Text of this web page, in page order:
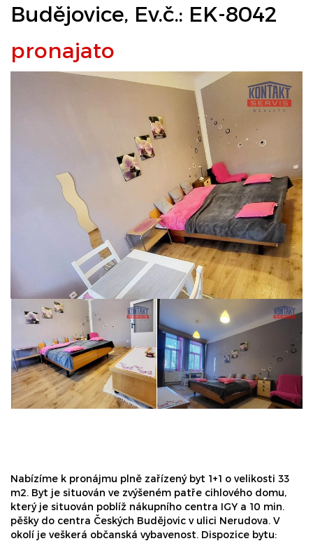
Budějovice, Ev.č.: EK-8042
pronajato
Nabízíme k pronájmu plně zařízený byt 1+1 o velikosti 33
m2. Byt je situován ve zvýšeném patře cihlového domu,
který je situován poblíž nákupního centra IGY a 10 min.
pěšky do centra Českých Budějovic v ulici Nerudova. V
okolí je veškerá občanská vybavenost. Dispozice bytu: